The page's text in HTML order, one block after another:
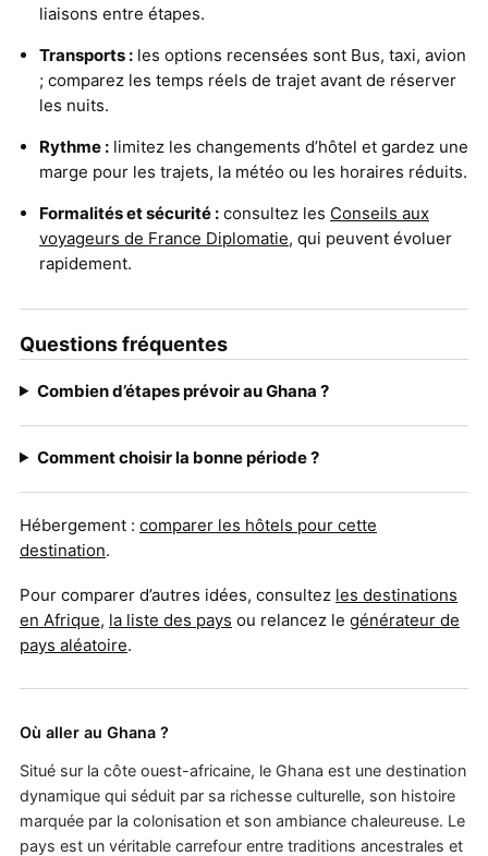
liaisons entre étapes.
Transports : les options recensées sont Bus, taxi, avion
; comparez les temps réels de trajet avant de réserver
les nuits.
Rythme : limitez les changements d’hôtel et gardez une
marge pour les trajets, la météo ou les horaires réduits.
Formalités et sécurité : consultez les Conseils aux
voyageurs de France Diplomatie, qui peuvent évoluer
rapidement.
Questions fréquentes
Combien d’étapes prévoir au Ghana ?
Comment choisir la bonne période ?
Hébergement : comparer les hôtels pour cette
destination.
Pour comparer d’autres idées, consultez les destinations
en Afrique, la liste des pays ou relancez le générateur de
pays aléatoire.
Où aller au Ghana ?
Situé sur la côte ouest-africaine, le Ghana est une destination
dynamique qui séduit par sa richesse culturelle, son histoire
marquée par la colonisation et son ambiance chaleureuse. Le
pays est un véritable carrefour entre traditions ancestrales et